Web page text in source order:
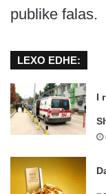
publike falas.
LEXO EDHE:
I